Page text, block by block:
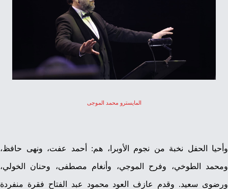
وأحيا الحفل نخبة من نجوم الأوبرا، هم: أحمد عفت، ونهى حافظ،
ومحمد الطوخي، وفرح الموجي، وأنغام مصطفى، وحنان الخولي،
ورضوى سعيد. وقدم عازف العود محمود عبد الفتاح فقرة منفردة